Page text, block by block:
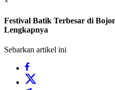
Festival Batik Terbesar di
Lengkapnya
Sebarkan artikel ini